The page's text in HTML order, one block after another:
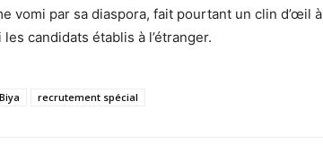
vomi par sa diaspora, fait pourtant un clin d’œil à
candidats établis à l’étranger.
recrutement spécial